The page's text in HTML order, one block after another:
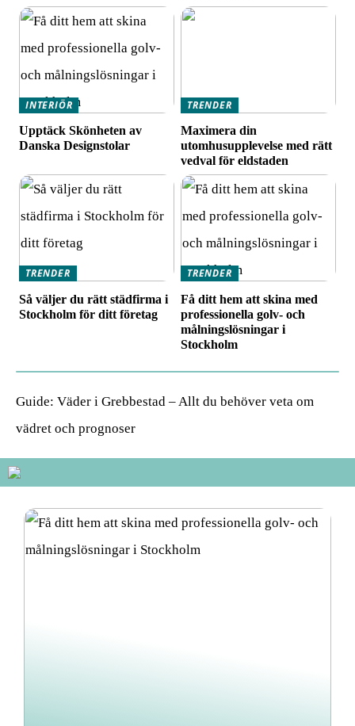
INTERIÖR
Upptäck Skönheten av
Danska Designstolar
TRENDER
Maximera din
utomhusupplevelse med rätt
vedval för eldstaden
TRENDER
Så väljer du rätt städfirma i
Stockholm för ditt företag
TRENDER
Få ditt hem att skina med
professionella golv- och
målningslösningar i
Stockholm
Guide: Väder i Grebbestad – Allt du behöver veta om
vädret och prognoser